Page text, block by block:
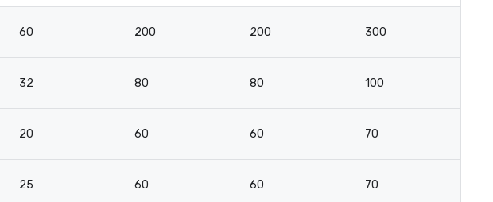
60 200 200 300
32 80 80 100
20 60 60 70
25 60 60 70